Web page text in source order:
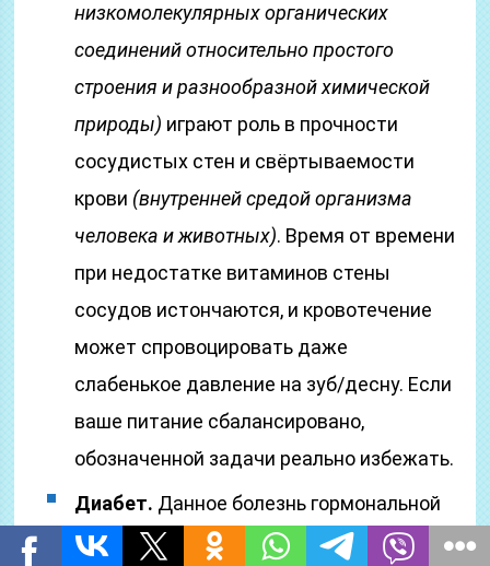
низкомолекулярных органических
соединений относительно простого
строения и разнообразной химической
природы) играют роль в прочности
сосудистых стен и свёртываемости
крови (внутренней средой организма
человека и животных). Время от времени
при недостатке витаминов стены
сосудов истончаются, и кровотечение
может спровоцировать даже
слабенькое давление на зуб/десну. Если
ваше питание сбалансировано,
обозначенной задачи реально избежать.
Диабет. Данное болезнь гормональной
природы ослабляет противоборство